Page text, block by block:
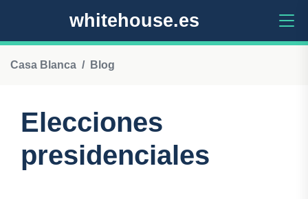
whitehouse.es
Casa Blanca Blog
Elecciones
presidenciales